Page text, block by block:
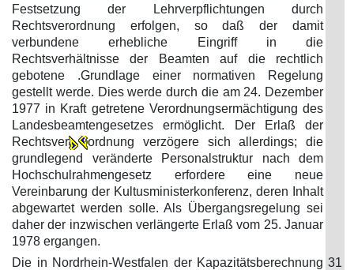
Festsetzung der Lehrverpflichtungen durch
Rechtsverordnung erfolgen, so daß der damit
verbundene erhebliche Eingriff in die
Rechtsverhältnisse der Beamten auf die rechtlich
gebotene .Grundlage einer normativen Regelung
gestellt werde. Dies werde durch die am 24. Dezember
1977 in Kraft getretene Verordnungsermächtigung des
Landesbeamtengesetzes ermöglicht. Der Erlaß der
Rechtsver
ordnung verzögere sich allerdings; die
grundlegend veränderte Personalstruktur nach dem
Hochschulrahmengesetz erfordere eine neue
Vereinbarung der Kultusministerkonferenz, deren Inhalt
abgewartet werden solle. Als Übergangsregelung sei
daher der inzwischen verlängerte Erlaß vom 25. Januar
1978 ergangen.
Die in Nordrhein-Westfalen der Kapazitätsberechnung 31